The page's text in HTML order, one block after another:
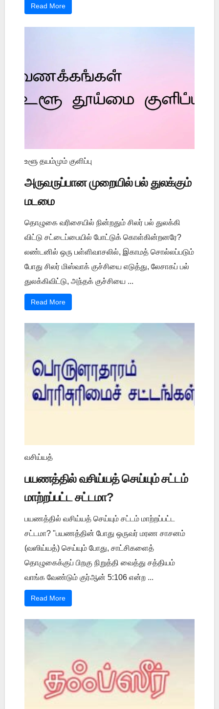
Read More
உளூ தயம்மும் குளிப்பு
அருவருப்பான முறையில் பல் துலக்கும்
மடமை
தொழுகை வரிசையில் நின்றதும் சிலர் பல் துலக்கி
விட்டு சட்டைப்பையில் போட்டுக் கொள்கின்றனரே?
லண்டனில் ஒரு பள்ளிவாசலில், இகாமத் சொல்லப்படும்
போது சிலர் மிஸ்வாக் குச்சியை எடுத்து, லேசாகப் பல்
துலக்கிவிட்டு, அந்தக் குச்சியை ...
Read More
வசிய்யத்
பயணத்தில் வசிய்யத் செய்யும் சட்டம்
மாற்றப்பட்ட சட்டமா?
பயணத்தில் வசிய்யத் செய்யும் சட்டம் மாற்றப்பட்ட
சட்டமா? "பயணத்தின் போது ஒருவர் மரண சாசனம்
(வஸிய்யத்) செய்யும் போது, சாட்சிகளைத்
தொழுகைக்குப் பிறகு நிறுத்தி வைத்து சத்தியம்
வாங்க வேண்டும் குர்ஆன் 5:106 என்ற ...
Read More